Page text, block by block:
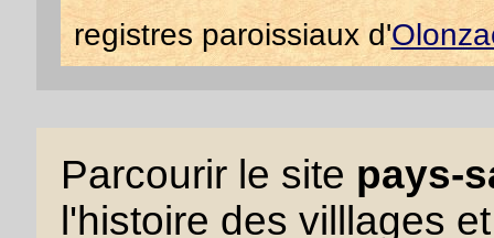
registres paroissiaux d'
Parcourir le site pays-
l'histoire des villlages